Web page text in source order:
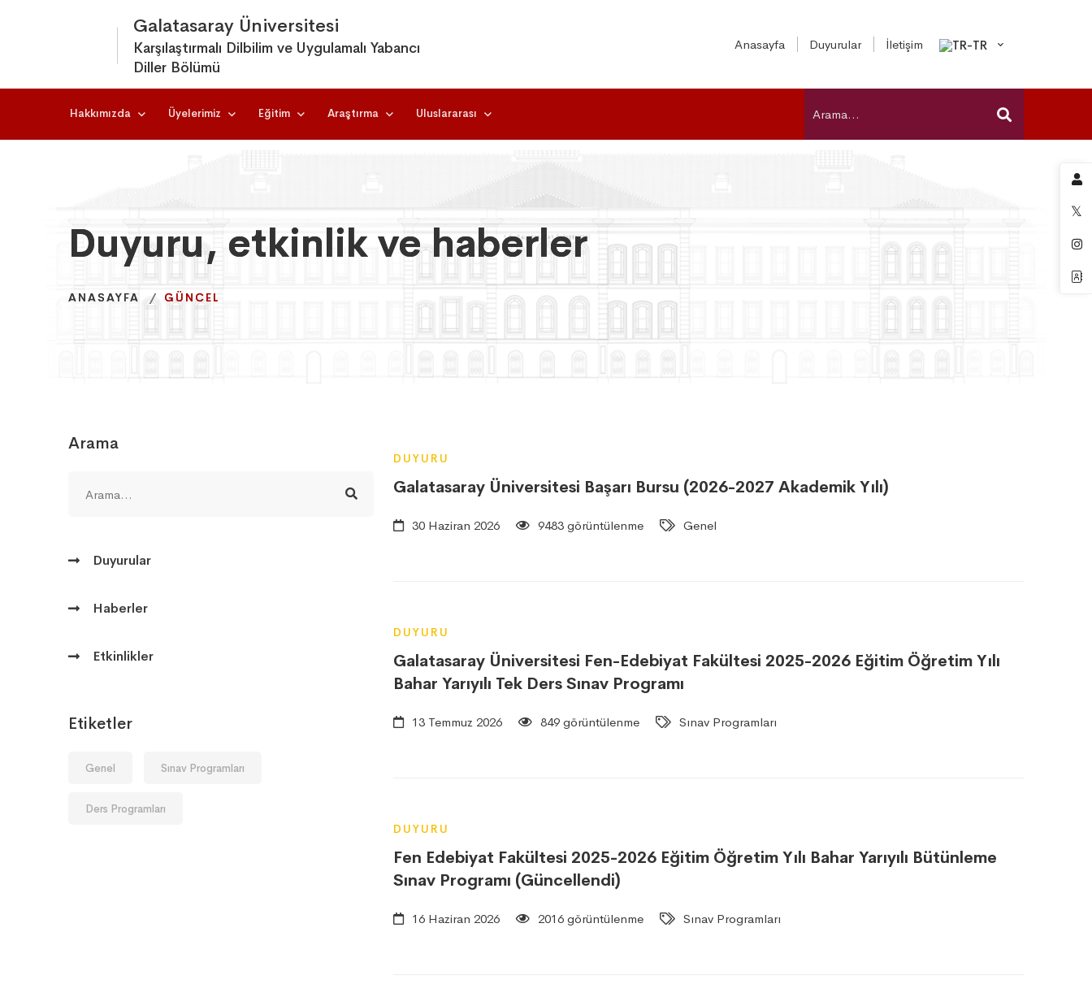
Galatasaray Üniversitesi
Karşılaştırmalı Dilbilim ve Uygulamalı Yabancı
Diller Bölümü
Anasayfa Duyurular İletişim
Hakkımızda Üyelerimiz Eğitim Araştırma Uluslararası
Duyuru, etkinlik ve haberler
ANASAYFA GÜNCEL
Duyuru, etkinlik ve haberler
ANASAYFA GÜNCEL
Duyuru, etkinlik ve haberler
ANASAYFA GÜNCEL
Arama
Duyurular
Haberler
Etkinlikler
Etiketler
Genel Sınav Programları
Ders Programları
DUYURU
Galatasaray Üniversitesi Başarı Bursu (2026-2027 Akademik Yılı)
30 Haziran 2026 9483 görüntülenme Genel
DUYURU
Galatasaray Üniversitesi Fen-Edebiyat Fakültesi 2025-2026 Eğitim Öğretim Yılı
Bahar Yarıyılı Tek Ders Sınav Programı
13 Temmuz 2026 849 görüntülenme Sınav Programları
DUYURU
Fen Edebiyat Fakültesi 2025-2026 Eğitim Öğretim Yılı Bahar Yarıyılı Bütünleme
Sınav Programı (Güncellendi)
16 Haziran 2026 2016 görüntülenme Sınav Programları